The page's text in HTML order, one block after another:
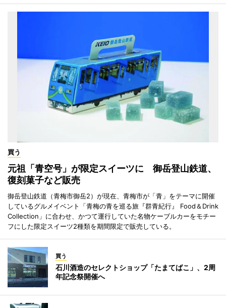
買う
元祖「青空号」が限定スイーツに 御岳登山鉄道、
復刻菓子など販売
御岳登山鉄道（青梅市御岳2）が現在、青梅市が「青」をテーマに開催
しているグルメイベント「青梅の青を巡る旅『群青紀行』 Food＆Drink
Collection」に合わせ、かつて運行していた名物ケーブルカーをモチー
フにした限定スイーツ2種類を期間限定で販売している。
買う
石川酒造のセレクトショップ「たまてばこ」、2周
年記念祭開催へ